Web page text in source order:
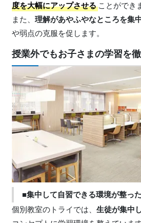
度を大幅にアップさせることができ
また、 理解があやふやなところを集
や弱点の克服を促します。
授業外でもお子さまの学習を
■集中して自習できる環境が整っ
個別教室のトライでは、 生徒が集中